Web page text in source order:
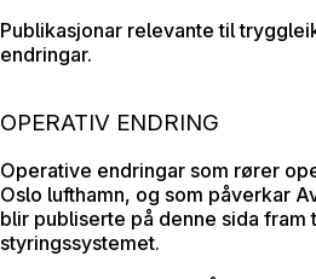
Publikasjonar relevante til
endringar.
OPERATIV ENDRING
Operative endringar som rører
Oslo lufthamn, og som påverkar
blir publiserte på denne sida fram
styringssystemet.